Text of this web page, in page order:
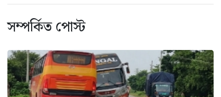
সম্পর্কিত পোস্ট